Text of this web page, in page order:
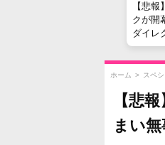
【悲
クが開
ダイレ
しまう
ホーム > スペ
【悲
まい